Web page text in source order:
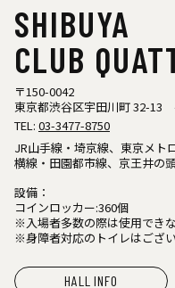
SHIBUYA
CLUB
〒150-0042
東京都渋谷区宇田川町 32-13
TEL: 03-3477-8750
JR山手線・埼京線、東京メト
横線・田園都市線、京王井の
設備：
コインロッカー:360個
※入場者多数の際は使用でき
※身障者対応のトイレはござ
HALL INFO